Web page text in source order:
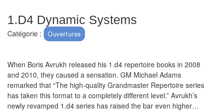
Pendules
pour
aveugles
Logiciels
1.D4 Dynamic Systems
Catégorie : Ouvertures
When Boris Avrukh released his 1.d4 repertoire books in 2008
and 2010, they caused a sensation. GM Michael Adams
remarked that “The high-quality Grandmaster Repertoire series
has taken this format to a completely different level.” Avrukh’s
newly revamped 1.d4 series has raised the bar even higher…